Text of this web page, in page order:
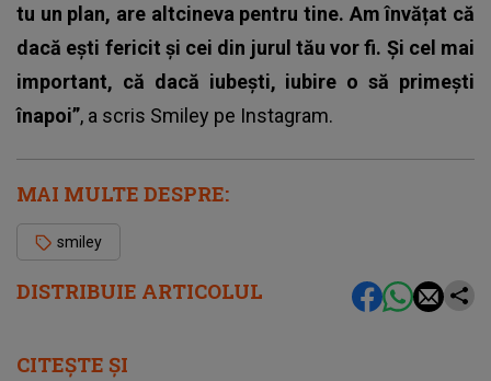
DISTRIBUIE ARTICOLUL
tu un plan, are altcineva pentru tine. Am învățat că
dacă ești fericit și cei din jurul tău vor fi. Și cel mai
important, că dacă iubești, iubire o să primești
înapoi”, a scris Smiley pe Instagram.
MAI MULTE DESPRE:
smiley
CITEȘTE ȘI